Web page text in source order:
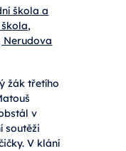
škola a
Nerudova
žák třetího
v
soutěži
V klání